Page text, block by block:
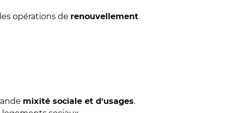
opérations de renouvellement
mixité sociale et d'usages.